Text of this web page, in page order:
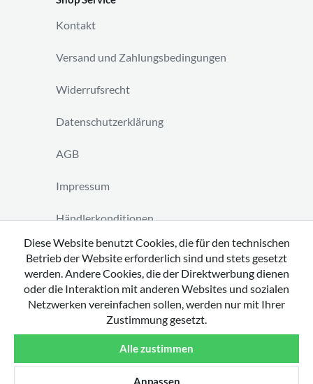
Kontakt
Versand und Zahlungsbedingungen
Widerrufsrecht
Datenschutzerklärung
AGB
Impressum
Händlerkonditionen
Vertrag widerrufen
Diese Website benutzt Cookies, die für den technischen
Betrieb der Website erforderlich sind und stets gesetzt
werden. Andere Cookies, die der Direktwerbung dienen
oder die Interaktion mit anderen Websites und sozialen
Netzwerken vereinfachen sollen, werden nur mit Ihrer
Zustimmung gesetzt.